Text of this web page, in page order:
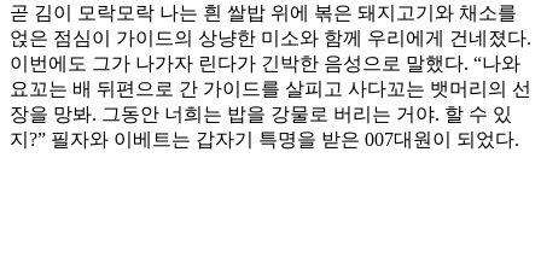
곧 김이 모락모락 나는 흰 쌀밥 위에 볶은 돼지고기와 채소를
얹은 점심이 가이드의 상냥한 미소와 함께 우리에게 건네졌다.
이번에도 그가 나가자 린다가 긴박한 음성으로 말했다. “나와
요꼬는 배 뒤편으로 간 가이드를 살피고 사다꼬는 뱃머리의 선
장을 망봐. 그동안 너희는 밥을 강물로 버리는 거야. 할 수 있
지?” 필자와 이베트는 갑자기 특명을 받은 007대원이 되었다.